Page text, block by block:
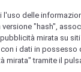
l'uso delle
"hash",
mirata su
i dati in possesso
mirata" tramite il